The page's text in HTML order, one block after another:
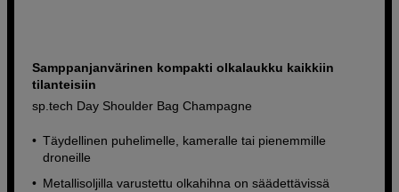
Samppanjanvärinen kompakti olkalaukku kaikkiin
tilanteisiin
sp.tech Day Shoulder Bag Champagne
Täydellinen puhelimelle, kameralle tai pienemmille
droneille
Metallisoljilla varustettu olkahihna on säädettävissä